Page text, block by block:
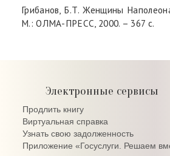
Грибанов, Б.Т. Женщины
М.: ОЛМА-ПРЕСС, 2000. – 367 с.
Электронные сервисы
Продлить книгу
Виртуальная справка
Узнать свою задолженность
Приложение «Госуслуги. Решаем